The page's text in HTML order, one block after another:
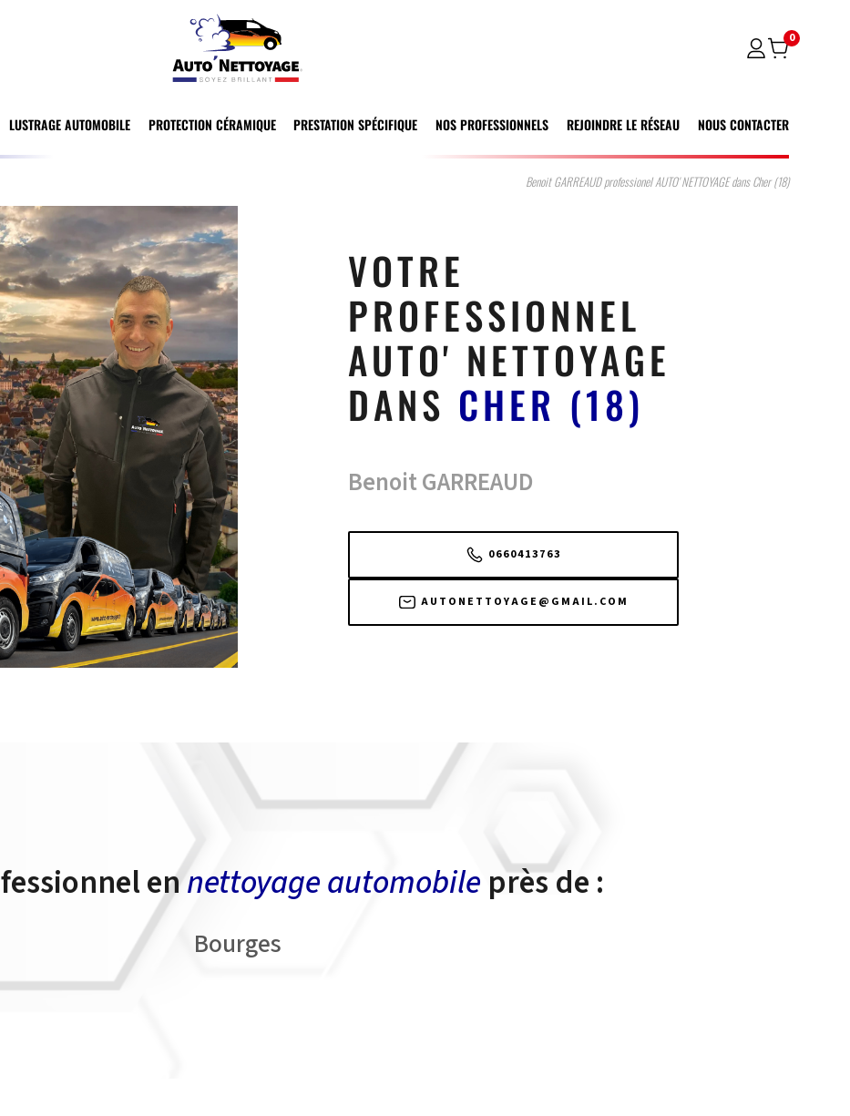
0
LUSTRAGE AUTOMOBILE PROTECTION CÉRAMIQUE PRESTATION SPÉCIFIQUE NOS PROFESSIONNELS REJOINDRE LE RÉSEAU NOUS CONTACTER
Benoit GARREAUD professionel AUTO' NETTOYAGE dans Cher (18)
VOTRE
PROFESSIONNEL
AUTO' NETTOYAGE
DANS CHER (18)
Benoit GARREAUD
0660413763
AUTONETTOYAGE@GMAIL.COM
ennettoyage automobile près de :
Bourges